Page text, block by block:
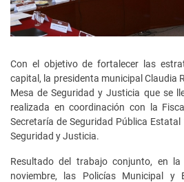
Con el objetivo de fortalecer las
capital, la presidenta municipal Claudia
Mesa de Seguridad y Justicia que se
realizada en coordinación con la
Secretaría de Seguridad Pública
Seguridad y Justicia.
Resultado del trabajo conjunto, en
noviembre, las Policías Municipal y